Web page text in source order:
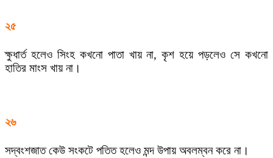
২৫
ক্ষুধার্ত হলেও সিংহ কখনো পাতা খায় না, কৃশ হয়ে পড়লেও সে কখনো
হাতির মাংস খায় না।
২৬
সদ্বংশজাত কেউ সংকটে পতিত হলেও মন্দ উপায় অবলম্বন করে না।